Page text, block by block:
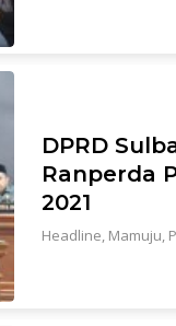
DPRD
Ranperda
2021
Headline Mamuju